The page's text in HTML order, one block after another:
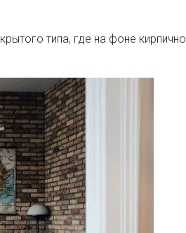
типа, где на фоне